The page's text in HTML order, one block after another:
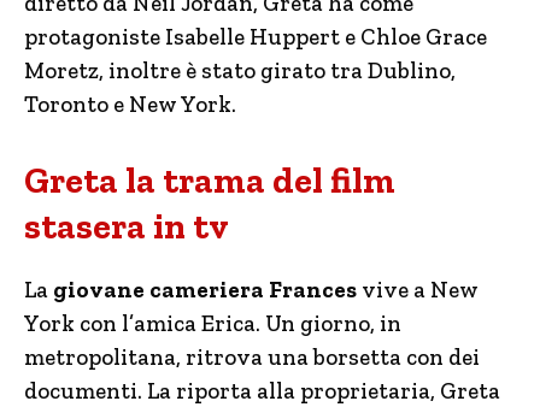
protagoniste Isabelle Huppert e Chloe Grace
Moretz, inoltre è stato girato tra Dublino,
Toronto e New York.
Greta la trama del film
stasera in tv
La giovane cameriera Frances vive a New
York con l’amica Erica. Un giorno, in
metropolitana, ritrova una borsetta con dei
documenti. La riporta alla proprietaria, Greta